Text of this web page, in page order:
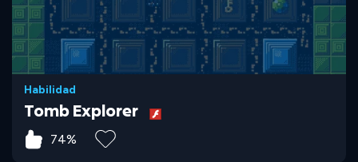
Habilidad
Tomb Explorer
74%